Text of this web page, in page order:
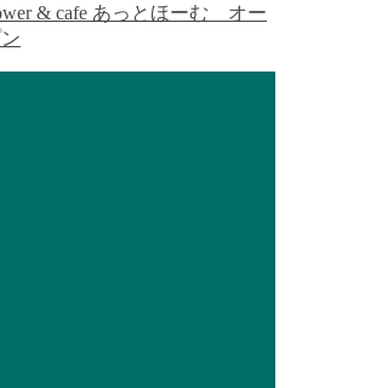
& cafe あっとほーむ オー